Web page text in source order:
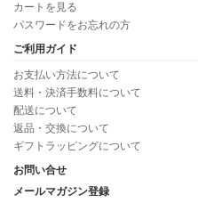
カートを見る
パスワードをお忘れの方
ご利用ガイド
お支払い方法について
送料・決済手数料について
配送について
返品・交換について
ギフトラッピングについて
お問い合せ
メールマガジン登録